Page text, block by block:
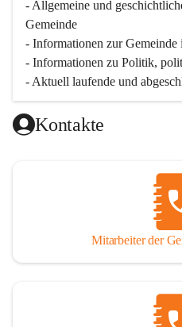
- Allgemeine und
Gemeinde
- Informationen zur
- Informationen zu Politik,
- Aktuell laufende und
Kontakte
Mitarbeiter der